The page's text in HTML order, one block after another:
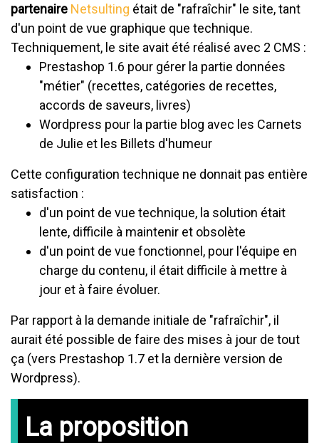
partenaire Netsulting était de "rafraîchir" le site, tant
d'un point de vue graphique que technique.
Techniquement, le site avait été réalisé avec 2 CMS :
Prestashop 1.6 pour gérer la partie données
"métier" (recettes, catégories de recettes,
accords de saveurs, livres)
Wordpress pour la partie blog avec les Carnets
de Julie et les Billets d'humeur
Cette configuration technique ne donnait pas entière
satisfaction :
d'un point de vue technique, la solution était
lente, difficile à maintenir et obsolète
d'un point de vue fonctionnel, pour l'équipe en
charge du contenu, il était difficile à mettre à
jour et à faire évoluer.
Par rapport à la demande initiale de "rafraîchir", il
aurait été possible de faire des mises à jour de tout
ça (vers Prestashop 1.7 et la dernière version de
Wordpress).
La proposition